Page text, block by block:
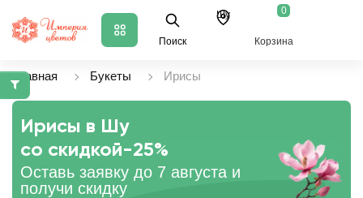
Поиск
Шу 0
Корзина
Главная Букеты Ирисы
Ирисы в Шу
со скидкой-25%
Оставь заявку до 7 августа и
получи скидку